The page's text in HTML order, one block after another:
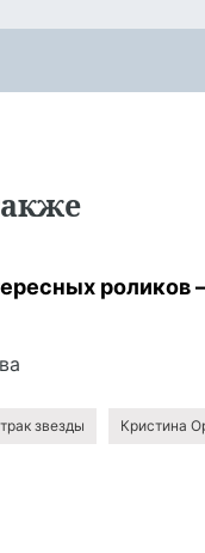
роликов
звезды Кристина